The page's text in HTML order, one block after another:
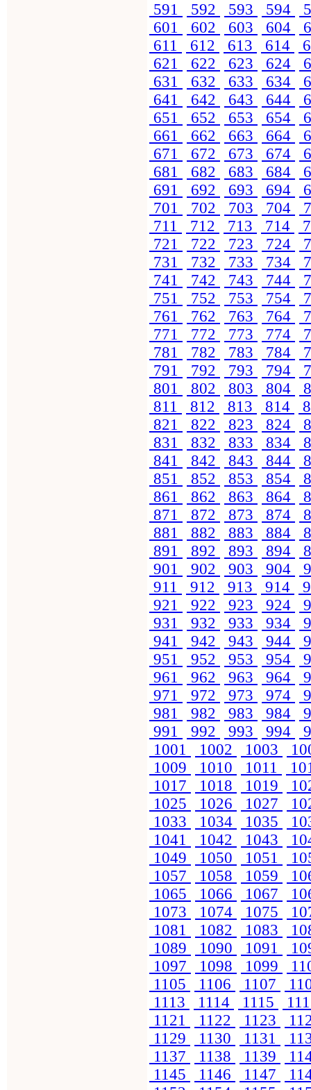
591
592 593 594
601
602 603 604
611
612 613 614
621
622 623 624
631
632 633 634
641
642 643 644
651
652 653 654
661
662 663 664
671
672 673 674
681
682 683 684
691
692 693 694
701
702 703 704
711
712 713 714
721
722 723 724
731
732 733 734
741
742 743 744
751
752 753 754
761
762 763 764
771
772 773 774
781
782 783 784
791
792 793 794
801
802 803 804
811
812 813 814
821
822 823 824
831
832 833 834
841
842 843 844
851
852 853 854
861
862 863 864
871
872 873 874
881
882 883 884
891
892 893 894
901
902 903 904
911
912 913 914
921
922 923 924
931
932 933 934
941
942 943 944
951
952 953 954
961
962 963 964
971
972 973 974
981
982 983 984
991
992 993 994
1001
1002 1003
1009
1010 1011
1017
1018 1019
1025
1026 1027
1033
1034 1035
1041
1042 1043
1049
1050 1051
1057
1058 1059
1065
1066 1067
1073
1074 1075
1081
1082 1083
1089
1090 1091
1097
1098 1099
1105
1106 1107
1113
1114 1115
1121
1122 1123
1129
1130 1131
1137
1138 1139
1145
1146 1147